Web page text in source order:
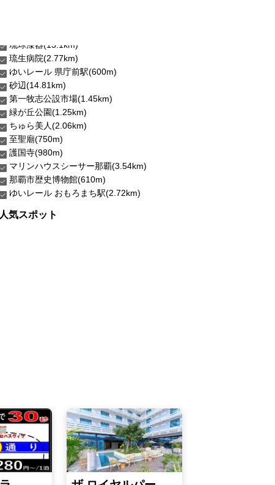
琉生病院(2.77km)
ゆいレール 県庁前駅(600m)
砂辺(14.81km)
第一牧志公設市場(1.45km)
緑が丘公園(1.25km)
ちゅら美人(2.06km)
至聖廟(750m)
護国寺(980m)
マリンハウスシーサー那覇(3.54km)
那覇市歴史博物館(610m)
ゆいレール おもろまち駅(2.72km)
人気スポット